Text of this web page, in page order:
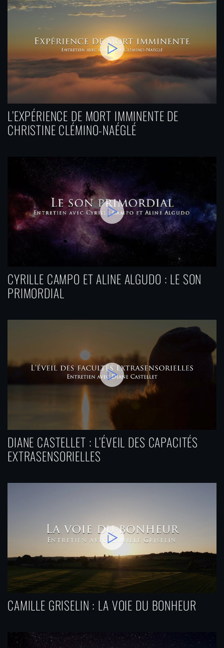
L’EXPÉRIENCE DE MORT IMMINENTE DE
CHRISTINE CLÉMINO-NAÉGLÉ
CYRILLE CAMPO ET ALINE ALGUDO : LE SON
PRIMORDIAL
DIANE CASTELLET : L’ÉVEIL DES CAPACITÉS
EXTRASENSORIELLES
CAMILLE GRISELIN : LA VOIE DU BONHEUR